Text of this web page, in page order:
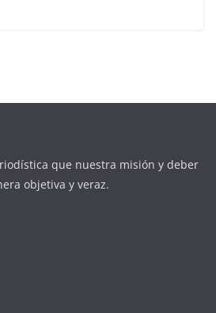
que nuestra misión y deber
objetiva y veraz.